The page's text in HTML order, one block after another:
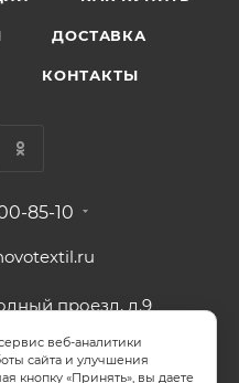
ДОСТАВКА
КОНТАКТЫ
85-10
проезд, д.9
ПЕРСОНАЛЬНЫХ ДАННЫХ
веб-аналитики
сайта и улучшения
кнопку «Принять», вы даете